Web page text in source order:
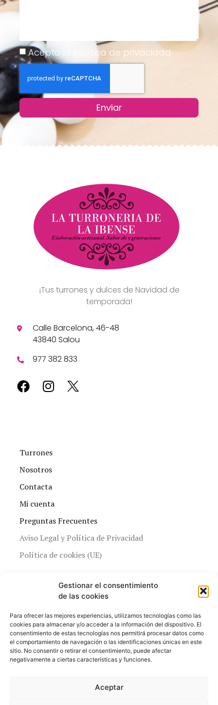
Gestionar el consentimiento
de las cookies
Para ofrecer las mejores experiencias, utilizamos tecnologías como las
cookies para almacenar y/o acceder a la información del dispositivo. El
consentimiento de estas tecnologías nos permitirá procesar datos como
el comportamiento de navegación o las identificaciones únicas en este
sitio. No consentir o retirar el consentimiento, puede afectar
negativamente a ciertas características y funciones.
Aceptar
Acepto la política de privacidad
Enviar
¡Tus turrones y dulces de Navidad de
temporada!
Calle Barcelona, 46-48
43840 Salou
977 382 833
Turrones
Nosotros
Contacta
Mi cuenta
Preguntas Frecuentes
Aviso Legal y Política de Privacidad
Política de cookies (UE)